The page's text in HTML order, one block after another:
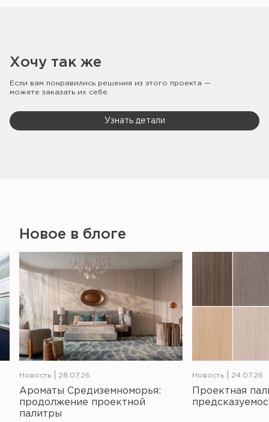
Хочу так же
Если вам понравились решения из этого проекта —
можете заказать их себе.
Узнать детали
Новое в блоге
Новость 28.07.26
Ароматы Средиземноморья:
продолжение проектной
палитры
Новость 24.07.26
Проектная